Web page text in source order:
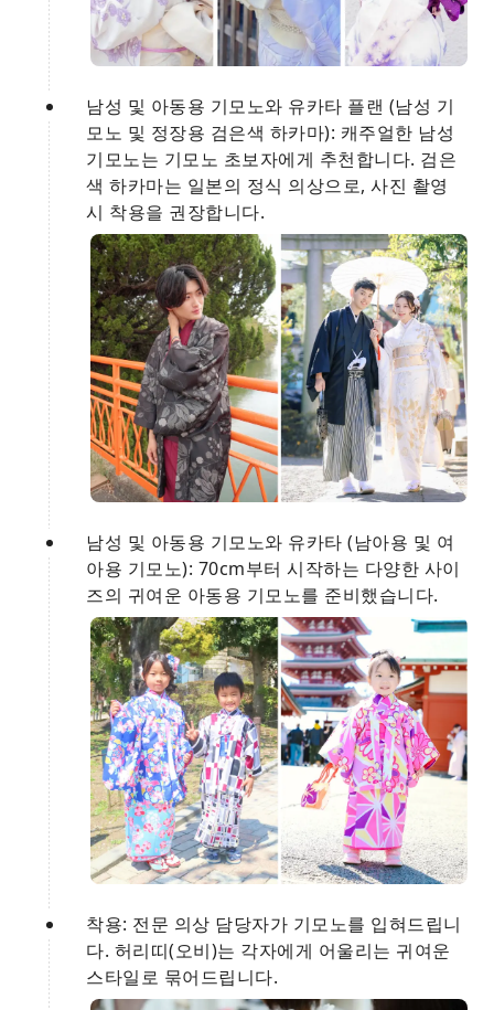
남성 및 아동용 기모노와 유카타 플랜 (남성 기
모노 및 정장용 검은색 하카마): 캐주얼한 남성
기모노는 기모노 초보자에게 추천합니다. 검은
색 하카마는 일본의 정식 의상으로, 사진 촬영
시 착용을 권장합니다.
남성 및 아동용 기모노와 유카타 (남아용 및 여
아용 기모노): 70cm부터 시작하는 다양한 사이
즈의 귀여운 아동용 기모노를 준비했습니다.
착용: 전문 의상 담당자가 기모노를 입혀드립니
다. 허리띠(오비)는 각자에게 어울리는 귀여운
스타일로 묶어드립니다.